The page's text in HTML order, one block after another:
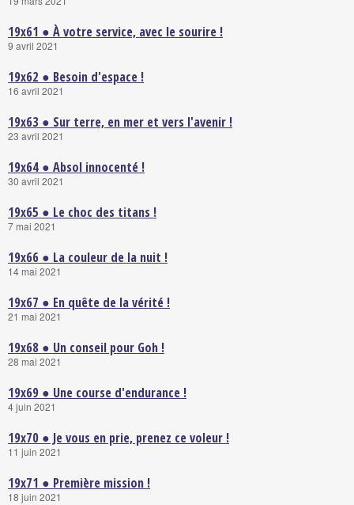
19x61 ● À votre service, avec le sourire !
9 avril 2021
19x62 ● Besoin d'espace !
16 avril 2021
19x63 ● Sur terre, en mer et vers l'avenir !
23 avril 2021
19x64 ● Absol innocenté !
30 avril 2021
19x65 ● Le choc des titans !
7 mai 2021
19x66 ● La couleur de la nuit !
14 mai 2021
19x67 ● En quête de la vérité !
21 mai 2021
19x68 ● Un conseil pour Goh !
28 mai 2021
19x69 ● Une course d'endurance !
4 juin 2021
19x70 ● Je vous en prie, prenez ce voleur !
11 juin 2021
19x71 ● Première mission !
18 juin 2021